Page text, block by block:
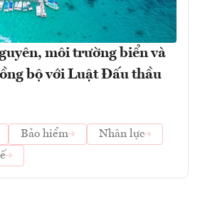
môi trường biển và
bộ với Luật Đấu thầu
Bảo hiểm
Nhân lực